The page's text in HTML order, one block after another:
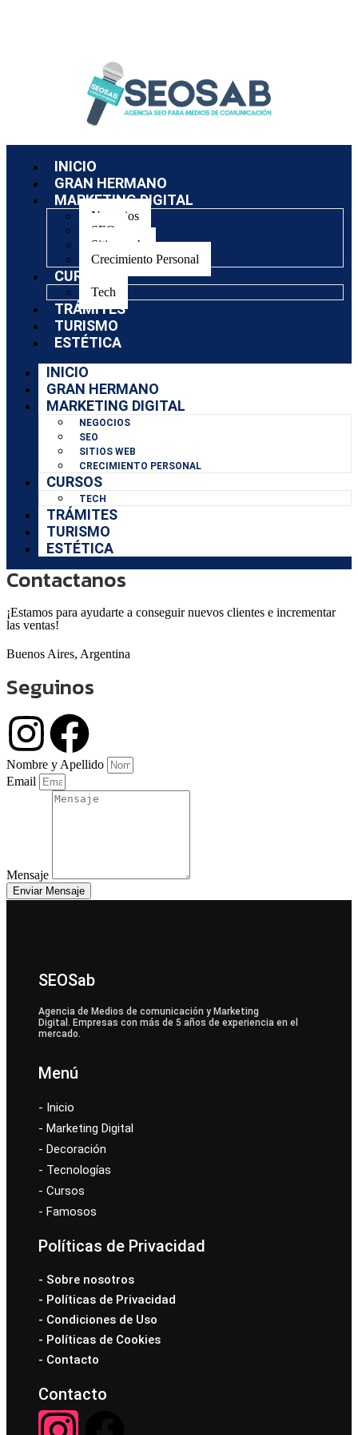
INICIO
GRAN HERMANO
MARKETING DIGITAL
Negocios
SEO
Sitios web
Crecimiento Personal
CURSOS
Tech
TRÁMITES
TURISMO
ESTÉTICA
INICIO
GRAN HERMANO
MARKETING DIGITAL
NEGOCIOS
SEO
SITIOS WEB
CRECIMIENTO PERSONAL
CURSOS
TECH
TRÁMITES
TURISMO
ESTÉTICA
Contactanos
¡Estamos para ayudarte a conseguir nuevos clientes e incrementar
las ventas!
Buenos Aires, Argentina
Seguinos
Nombre y Apellido
Email
Mensaje
Enviar Mensaje
SEOSab
Agencia de Medios de comunicación y Marketing
Digital. Empresas con más de 5 años de experiencia en el
mercado.
Menú
- Inicio
- Marketing Digital
- Decoración
- Tecnologías
- Cursos
- Famosos
Políticas de Privacidad
- Sobre nosotros
- Políticas de Privacidad
- Condiciones de Uso
- Políticas de Cookies
- Contacto
Contacto